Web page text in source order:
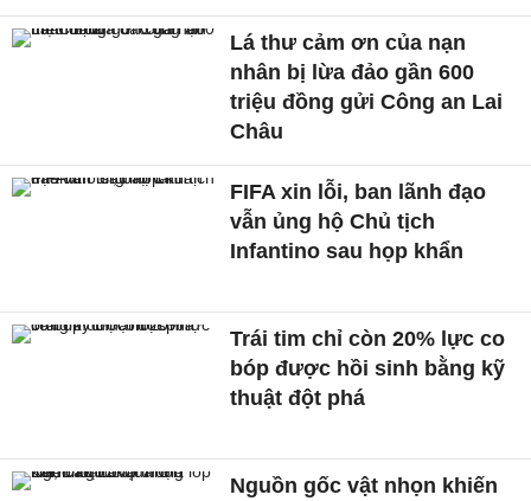
Lá thư cảm ơn của nạn
nhân bị lừa đảo gần 600
triệu đồng gửi Công an Lai
Châu
FIFA xin lỗi, ban lãnh đạo
vẫn ủng hộ Chủ tịch
Infantino sau họp khẩn
Trái tim chỉ còn 20% lực co
bóp được hồi sinh bằng kỹ
thuật đột phá
Nguồn gốc vật nhọn khiến